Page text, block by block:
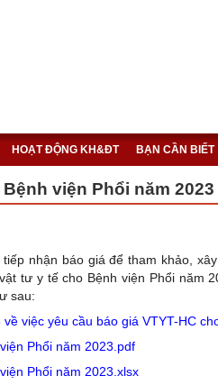
HOẠT ĐỘNG KH&ĐT BẠN CẦN BIẾT
viện Phổi năm 2023
nhận báo giá để tham khảo,
tư y tế cho Bệnh viện Phổi năm
sau:
việc yêu cầu báo giá VTYT-HC
Phổi năm 2023.pdf
Phổi năm 2023.xlsx